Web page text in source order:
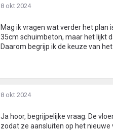
8 okt 2024
Mag ik vragen wat verder het plan
35cm schuimbeton, maar het lijkt
Daarom begrijp ik de keuze van
8 okt 2024
Ja hoor, begrijpelijke vraag. De
zodat ze aansluiten op het nieuwe